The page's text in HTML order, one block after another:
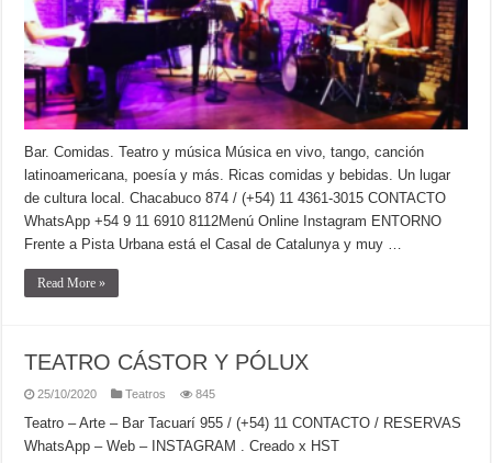
Bar. Comidas. Teatro y música Música en vivo, tango, canción
latinoamericana, poesía y más. Ricas comidas y bebidas. Un lugar
de cultura local. Chacabuco 874 / (+54) 11 4361-3015 CONTACTO
WhatsApp +54 9 11 6910 8112Menú Online Instagram ENTORNO
Frente a Pista Urbana está el Casal de Catalunya y muy …
Read More »
TEATRO CÁSTOR Y PÓLUX
25/10/2020 Teatros 845
Teatro – Arte – Bar Tacuarí 955 / (+54) 11 CONTACTO / RESERVAS
WhatsApp – Web – INSTAGRAM . Creado x HST